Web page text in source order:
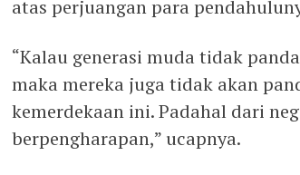
atas perjuangan para
“Kalau generasi muda tidak
maka mereka juga tidak akan
kemerdekaan ini. Padahal dari
berpengharapan,” ucapnya.